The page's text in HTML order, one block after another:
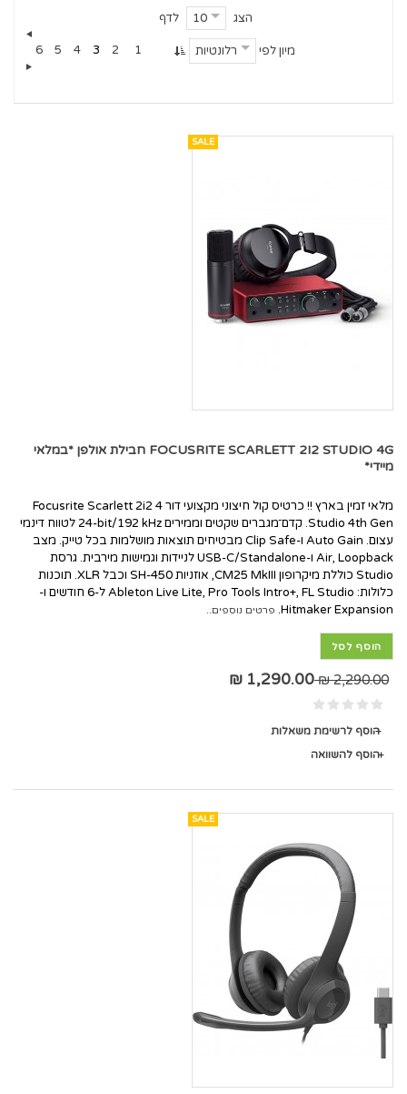
1
2
3
4
5
6
הצג 10 לדף
מיון לפי רלונטיות
SALE
FOCUSRITE SCARLETT 2I2 STUDIO 4G חבילת אולפן *במלאי
מיידי*
מלאי זמין בארץ !! כרטיס קול חיצוני מקצועי דור 4 Focusrite Scarlett 2i2
Studio 4th Gen. קדם־מגברים שקטים וממירים ‎24-bit/192 kHz‎ לטווח דינמי
עצום. Auto Gain ו-Clip Safe מבטיחים תוצאות מושלמות בכל טייק. מצב
Air, Loopback ו-USB-C/Standalone לניידות וגמישות מירבית. גרסת
Studio כוללת מיקרופון CM25 MkIII, אוזניות SH-450 וכבל XLR. תוכנות
כלולות: Ableton Live Lite, Pro Tools Intro+, FL Studio ל-6 חודשים ו-
Hitmaker Expansion. פרטים נוספים..
הוסף לסל
2,290.00 ₪
1,290.00 ₪
הוסף לרשימת משאלות
הוסף להשוואה
SALE